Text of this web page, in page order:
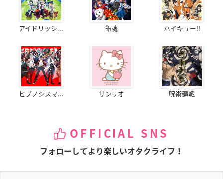
アイドリッシ... 銀魂 ハイキュー!!
ヒプノシスマ... サンリオ 呪術廻戦
OFFICIAL SNS
フォローしてより楽しいオタクライフ！